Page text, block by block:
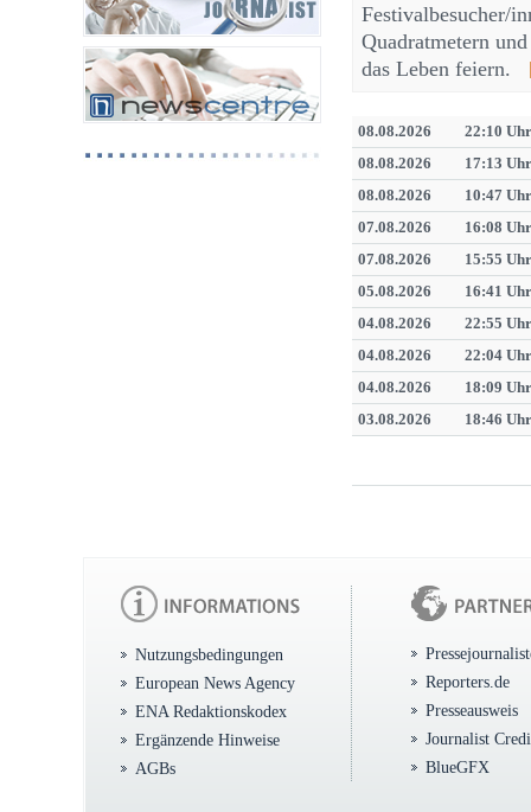
Festivalbesucher/
Quadratmetern
das Leben feiern.
08.08.2026
22:10 Uhr
08.08.2026
17:13 Uhr
08.08.2026
10:47 Uhr
07.08.2026
16:08 Uhr
07.08.2026
15:55 Uhr
05.08.2026
16:41 Uhr
04.08.2026
22:55 Uhr
04.08.2026
22:04 Uhr
04.08.2026
18:09 Uhr
03.08.2026
18:46 Uhr
Nutzungsbedingungen
European News Agency
ENA Redaktionskodex
Ergänzende Hinweise
AGBs
Reporters.de
Presseausweis
Journalist
BlueGFX